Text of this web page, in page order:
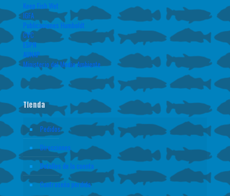
Keep Fish Wet
IGFA
Publicaciones Humboldt
CVC
ESPN
AUNAP
Ministerio del Medio Ambiente
Tienda
Pedidos
Direcciones
Detalles de la cuenta
Contraseña perdida